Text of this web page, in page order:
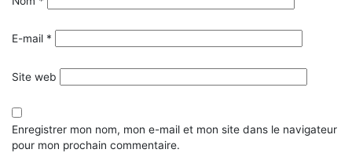
E-mail *
Site web
Enregistrer mon nom, mon e-mail et mon site dans le navigateur
pour mon prochain commentaire.